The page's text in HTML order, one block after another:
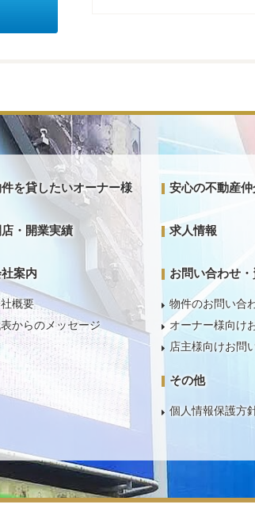
を貸したいオーナー様
店・開業実績
案内
概要
からのメッセージ
安心の不動産仲
求人情報
お問い合わせ
物件のお問い合
オーナー様向け
店主様向けお問
その他
個人情報保護方